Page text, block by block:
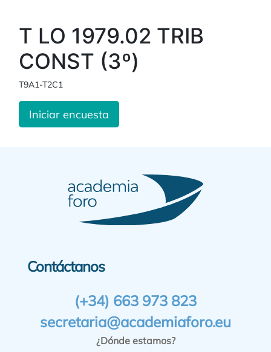
T LO 1979.02 TRIB
CONST (3º)
T9A1-T2C1
Iniciar encuesta
Contáctanos
(+34) 663 973 823
secretaria@academiaforo.eu
¿Dónde estamos?